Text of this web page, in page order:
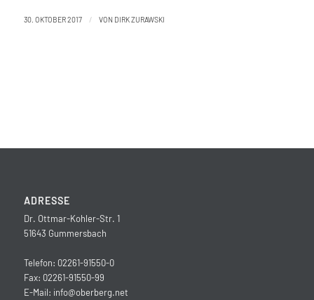
30. OKTOBER 2017 / VON DIRK ZURAWSKI
ADRESSE
Dr. Ottmar-Kohler-Str. 1
51643 Gummersbach
Telefon: 02261-91550-0
Fax: 02261-91550-99
E-Mail: info@oberberg.net